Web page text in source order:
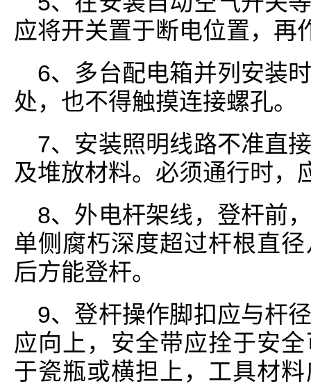
应将开关置于断电位置，再
6、多台配电箱并列安装
处，也不得触摸连接螺孔。
7、安装照明线路不准直
及堆放材料。必须通行时，
8、外电杆架线，登杆前
单侧腐朽深度超过杆根直
后方能登杆。
9、登杆操作脚扣应与杆
应向上，安全带应拴于安
于瓷瓶或横担上，工具材